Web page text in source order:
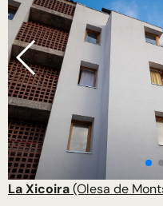
La Xicoira(Olesa de